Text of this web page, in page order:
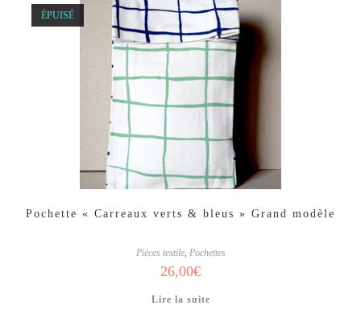
ÉPUISÉ
Pochette « Carreaux verts & bleus » Grand modèle
Pièces textile, Pochettes
26,00€
Lire la suite